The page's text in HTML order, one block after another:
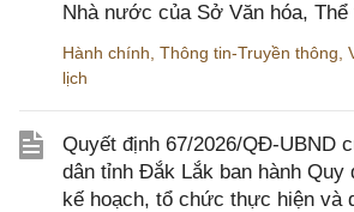
Nhà nước của Sở Văn hóa,
Hành chính Thông tin-Truyền thông
lịch
Quyết định 67/2026/QĐ-UBND
dân tỉnh Đắk Lắk ban hành Quy
kế hoạch, tổ chức thực hiện và